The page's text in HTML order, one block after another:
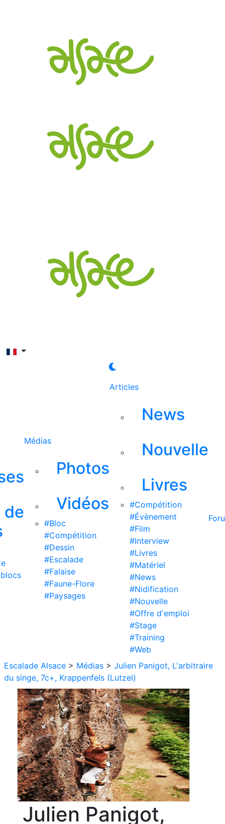
de
Médias
Photos
Vidéos
#Bloc
#Compétition
#Dessin
#Escalade
#Falaise
#Faune-Flore
#Paysages
Articles
News
Nouvelle
Livres
#Compétition
#Évènement
#Film
#Interview
#Livres
#Matériel
#News
#Nidification
#Nouvelle
#Offre d'emploi
#Stage
#Training
#Web
Escalade Alsace > Médias > Julien Panigot, L'arbitraire
du singe, 7c+, Krappenfels (Lutzel)
Julien Panigot,